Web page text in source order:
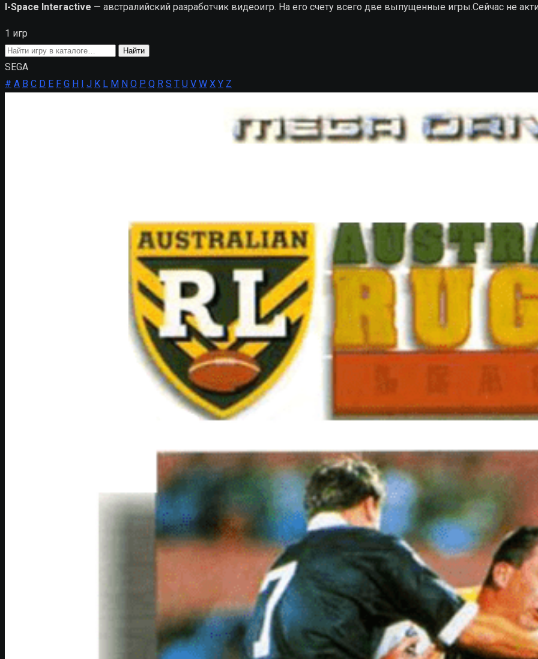
I-Space Interactive — австралийский разработчик видеоигр. На его счету всего две выпущенные игры.Сейчас не
1 игр
Поиск
игры
Найти
SEGA
# A B C D E F G H I J K L M N O P Q R S T U V W X Y Z